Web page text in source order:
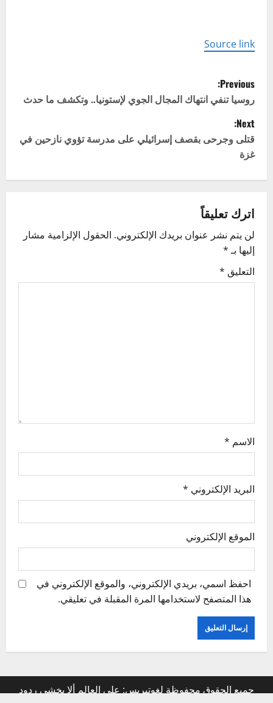
Source link
P
o
s
t
n
a
v
i
g
Previous:
روسيا تنفي انتهاك المجال الجوي لإستونيا.. وتكشف ما حدث
Next:
قتلى وجرحى بقصف إسرائيلي على مدرسة تؤوي نازحين في
غزة
اترك تعليقاً
لن يتم نشر عنوان بريدك الإلكتروني. الحقول الإلزامية مشار
إليها بـ*
التعليق *
الاسم *
البريد الإلكتروني *
الموقع الإلكتروني
احفظ اسمي، بريدي الإلكتروني، والموقع الإلكتروني في
هذا المتصفح لاستخدامها المرة المقبلة في تعليقي.
جميع الحقوق محفوظة لغوتيريس: على العالم ألا يخشى ردود